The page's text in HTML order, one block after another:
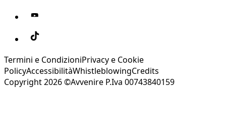
Termini e CondizioniPrivacy e Cookie
PolicyAccessibilitàWhistleblowingCredits
Copyright 2026 ©Avvenire P.Iva 00743840159